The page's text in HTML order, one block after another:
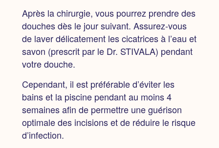
Après la chirurgie, vous pourrez prendre des
douches dès le jour suivant. Assurez-vous
de laver délicatement les cicatrices à l’eau et
savon (prescrit par le Dr. STIVALA) pendant
votre douche.
Cependant, il est préférable d’éviter les
bains et la piscine pendant au moins 4
semainesafin de permettre une guérison
optimale des incisions et de réduire le risque
d’infection.